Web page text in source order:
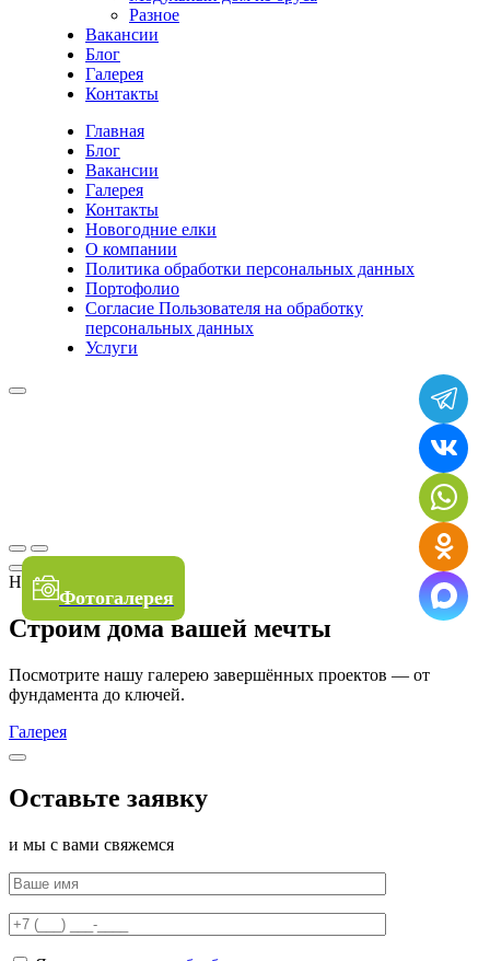
Фотогалерея
Разное
Вакансии
Блог
Галерея
Контакты
Главная
Блог
Вакансии
Галерея
Контакты
Новогодние елки
О компании
Политика обработки персональных данных
Портофолио
Согласие Пользователя на обработку
персональных данных
Услуги
Наши работы
Строим дома вашей мечты
Посмотрите нашу галерею завершённых проектов — от
фундамента до ключей.
Галерея
Оставьте заявку
и мы с вами свяжемся